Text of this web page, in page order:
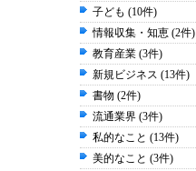
子ども (10件)
情報収集・知恵 (2件)
教育産業 (3件)
新規ビジネス (13件)
書物 (2件)
流通業界 (3件)
私的なこと (13件)
美的なこと (3件)